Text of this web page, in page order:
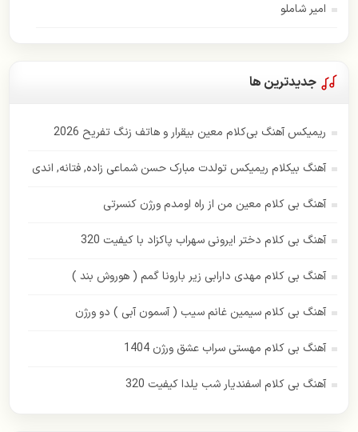
امیر شاملو
امیر عباس گلاب
جدیدترین ها
ریمیکس آهنگ بی‌کلام معین بیقرار و هاتف زنگ تفریح 2026
آهنگ بیکلام ریمیکس تولدت مبارک حسن شماعی زاده, فتانه, اندی
آهنگ بی کلام معین من از راه اومدم ورژن کنسرتی
آهنگ بی کلام دختر ایرونی سهراب پاکزاد با کیفیت 320
آهنگ بی کلام مهدی دارابی زیر بارونا گمم ( هوروش بند )
آهنگ بی کلام سیمین غانم سیب ( آسمون آبی ) دو ورژن
آهنگ بی کلام مهستی سراب عشق ورژن 1404
آهنگ بی کلام اسفندیار شب یلدا کیفیت 320